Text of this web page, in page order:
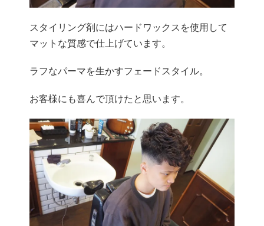
スタイリング剤にはハードワックスを使用して
マットな質感で仕上げています。
ラフなパーマを生かすフェードスタイル。
お客様にも喜んで頂けたと思います。